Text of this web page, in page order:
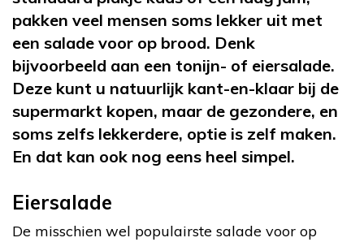
pakken veel mensen soms lekker uit met
een salade voor op brood. Denk
bijvoorbeeld aan een tonijn- of eiersalade.
Deze kunt u natuurlijk kant-en-klaar bij de
supermarkt kopen, maar de gezondere, en
soms zelfs lekkerdere, optie is zelf maken.
En dat kan ook nog eens heel simpel.
Eiersalade
De misschien wel populairste salade voor op